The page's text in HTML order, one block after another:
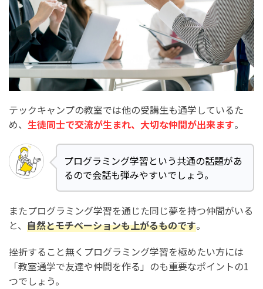
テックキャンプの教室では他の受講生も通学しているた
め、 生徒同士で交流が生まれ、大切な仲間が出来ます。
プログラミング学習という共通の話題があ
るので会話も弾みやすいでしょう。
またプログラミング学習を通じた同じ夢を持つ仲間がいる
と、 自然とモチベーションも上がるものです。
挫折すること無くプログラミング学習を極めたい方には
「教室通学で友達や仲間を作る」のも重要なポイントの1
つでしょう。